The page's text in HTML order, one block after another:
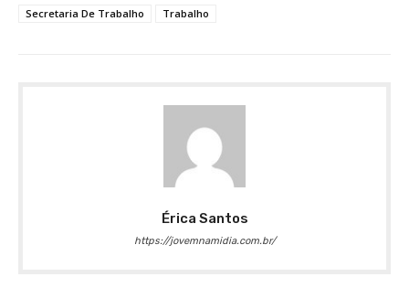
Secretaria De Trabalho
Trabalho
Érica Santos
https://jovemnamidia.com.br/